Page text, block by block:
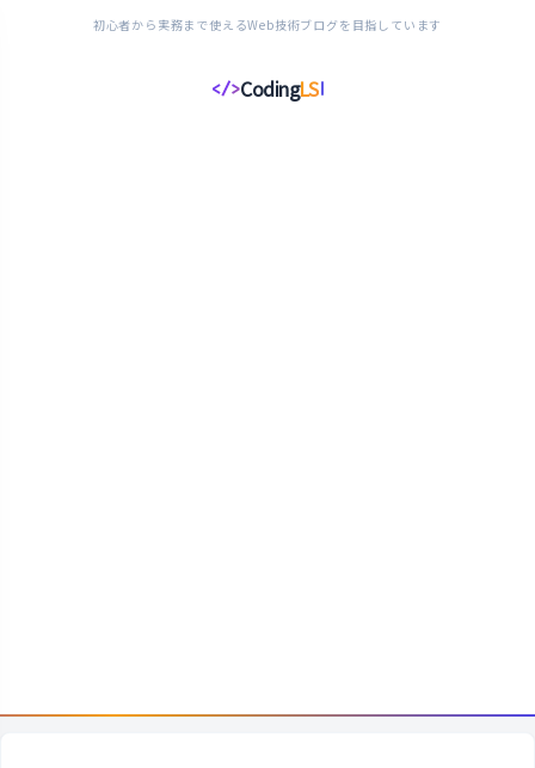
初心者から実務まで使えるWeb技術ブログを目指しています
</>CodingLS
コ